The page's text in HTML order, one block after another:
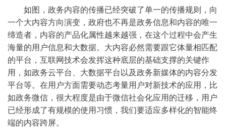
如图，政务内容的传播已经突破了单一的传播规则，向
一个大内容方向演变，政府也不再是政务信息和内容的唯一
缔造者，内容的产品化属性越来越强，在这个过程中会产生
海量的用户信息和大数据。大内容必然需要跟它体量相匹配
的平台，互联网技术会发挥这种底层的基础支撑的关键作
用，如政务云平台、大数据平台以及政务新媒体的内容分发
平台等。在用户方面需要动态考量用户对新技术的应用，比
如政务微信，很大程度是由于微信社会化应用的迁移，用户
已经形成了有规模的使用习惯，我们要适应多样化的智能终
端的内容跨屏。